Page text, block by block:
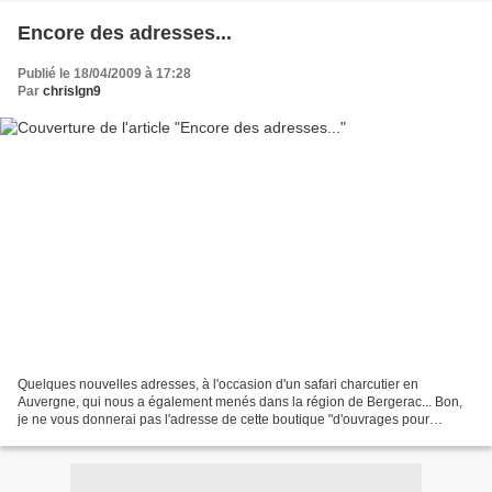
Encore des adresses...
Publié le 18/04/2009 à 17:28
Par chrislgn9
Quelques nouvelles adresses, à l'occasion d'un safari charcutier en
Auvergne, qui nous a également menés dans la région de Bergerac... Bon,
je ne vous donnerai pas l'adresse de cette boutique "d'ouvrages pour